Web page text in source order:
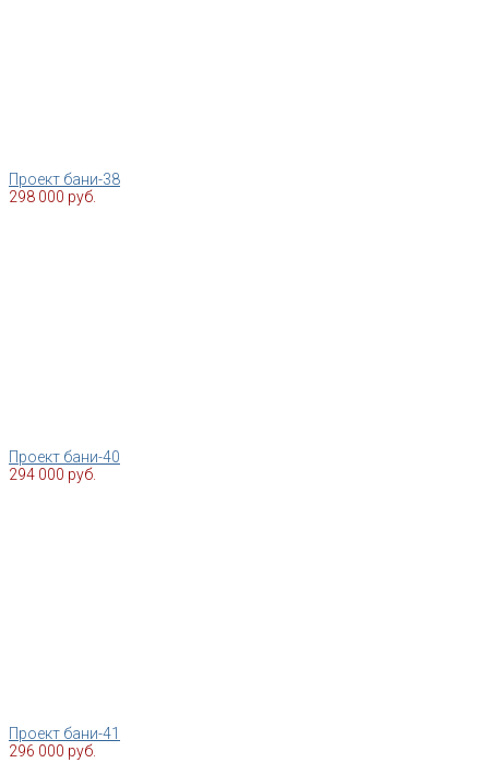
Проект бани-38
298 000 руб.
Проект бани-40
294 000 руб.
Проект бани-41
296 000 руб.